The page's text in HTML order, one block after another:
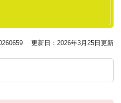
更新日：2026年3月25日更新